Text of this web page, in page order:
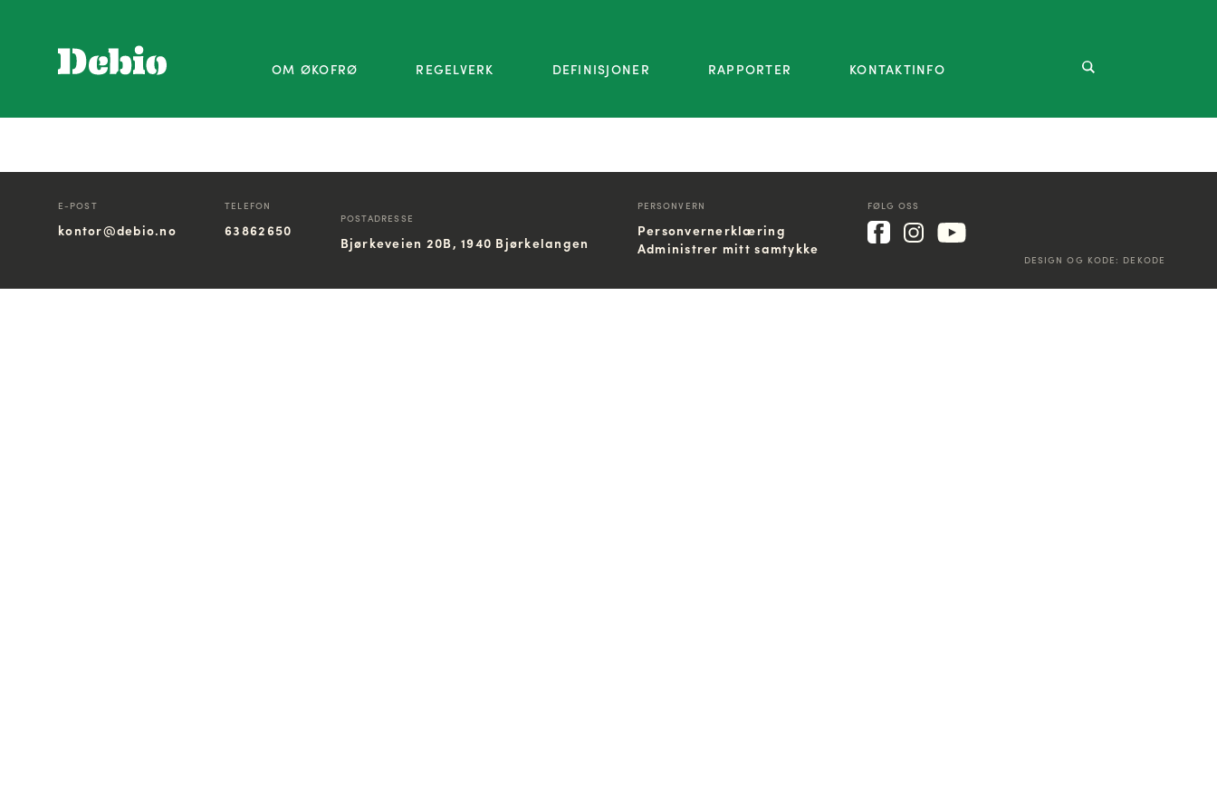
OM ØKOFRØ REGELVERK DEFINISJONER RAPPORTER KONTAKTINFO
E-POST
kontor@debio.no
TELEFON
63862650
POSTADRESSE
Bjørkeveien 20B, 1940 Bjørkelangen
PERSONVERN
Personvernerklæring
Administrer mitt samtykke
FØLG OSS
DESIGN OG KODE: DEKODE